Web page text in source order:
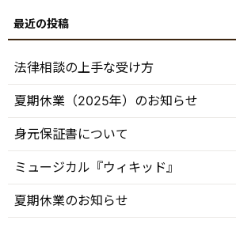
法律相談の上手な受け方
夏期休業（2025年）のお知らせ
身元保証書について
ミュージカル『ウィキッド』
夏期休業のお知らせ